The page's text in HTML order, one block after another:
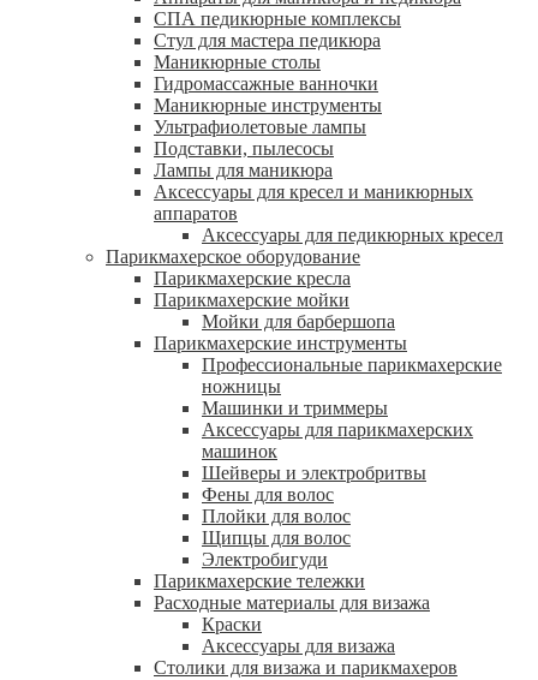
СПА педикюрные комплексы
Стул для мастера педикюра
Маникюрные столы
Гидромассажные ванночки
Маникюрные инструменты
Ультрафиолетовые лампы
Подставки, пылесосы
Лампы для маникюра
Аксессуары для кресел и маникюрных
аппаратов
Аксессуары для педикюрных кресел
Парикмахерское оборудование
Парикмахерские кресла
Парикмахерские мойки
Мойки для барбершопа
Парикмахерские инструменты
Профессиональные парикмахерские
ножницы
Машинки и триммеры
Аксессуары для парикмахерских
машинок
Шейверы и электробритвы
Фены для волос
Плойки для волос
Щипцы для волос
Электробигуди
Парикмахерские тележки
Расходные материалы для визажа
Краски
Аксессуары для визажа
Столики для визажа и парикмахеров